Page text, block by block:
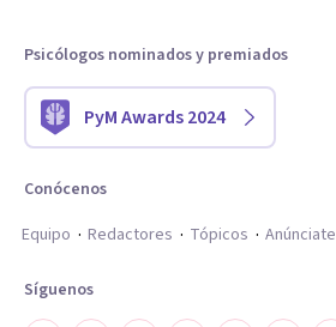
Psicólogos nominados y premiados
PyM Awards 2024
Conócenos
Equipo
Redactores Tópicos Anúnciate
Síguenos